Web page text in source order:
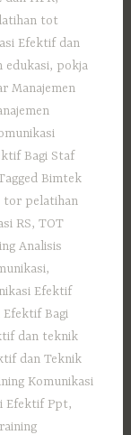
tot
Efektif dan
edukasi, pokja
Manajemen
Bagi Staf
Bimtek
tor pelatihan
RS,TOT
Analisis
,
Efektif
Efektif Bagi
dan teknik
dan Teknik
Komunikasi
Efektif Ppt,